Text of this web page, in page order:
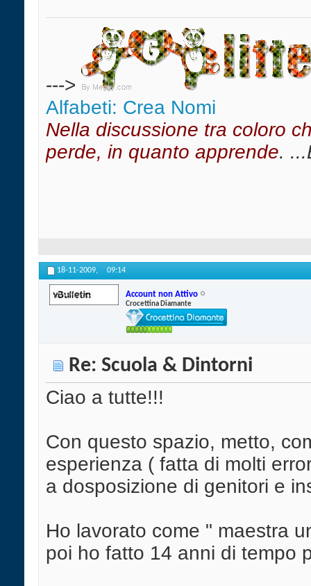
--->
Alfabeti: Crea Nomi
Nella discussione tra coloro
perde, in quanto apprende.
18-11-2009, 09:14
Account non Attivo
Crocettina Diamante
Re: Scuola & Dintorni
Ciao a tutte!!!
Con questo spazio, metto,
esperienza ( fatta di molti
a dosposizione di genitori e
Ho lavorato come " maestra
poi ho fatto 14 anni di tempo